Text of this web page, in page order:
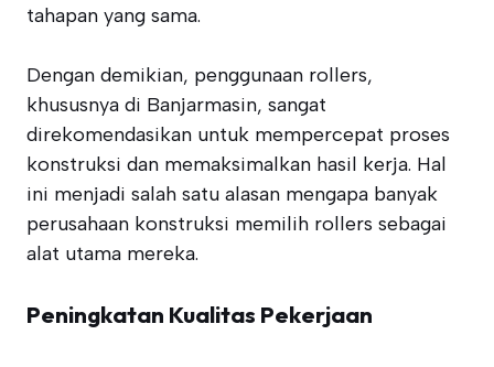
tahapan yang sama.
Dengan demikian, penggunaan rollers,
khususnya di Banjarmasin, sangat
direkomendasikan untuk mempercepat proses
konstruksi dan memaksimalkan hasil kerja. Hal
ini menjadi salah satu alasan mengapa banyak
perusahaan konstruksi memilih rollers sebagai
alat utama mereka.
Peningkatan Kualitas Pekerjaan